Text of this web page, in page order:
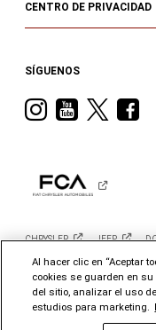
CENTRO DE PRIVACIDAD
SÍGUENOS
Visit
Instagram
Visit
YouTube
Visit
CHRYSLER JEEP
©2026 FCA US LLC. Todos los
Mopar son marcas registradas
registradas de FCA Group
incluye cargos por destino,
Al hacer clic en “Aceptar
cookies se guarden en
del sitio, analizar el uso
estudios para marketing.